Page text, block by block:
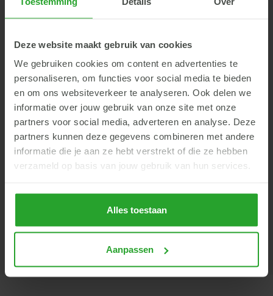
Deze website maakt gebruik van cookies
We gebruiken cookies om content en advertenties te
personaliseren, om functies voor social media te bieden
en om ons websiteverkeer te analyseren. Ook delen we
informatie over jouw gebruik van onze site met onze
partners voor social media, adverteren en analyse. Deze
partners kunnen deze gegevens combineren met andere
informatie die je aan ze hebt verstrekt of die ze hebben
verzameld op basis van jouw gebruik van hun services.
Alles toestaan
Aanpassen
E-mailadres*
Opmerkingen*
Ja, ik ontvang ook graag de nieuwsbrief van AR.
Verzenden